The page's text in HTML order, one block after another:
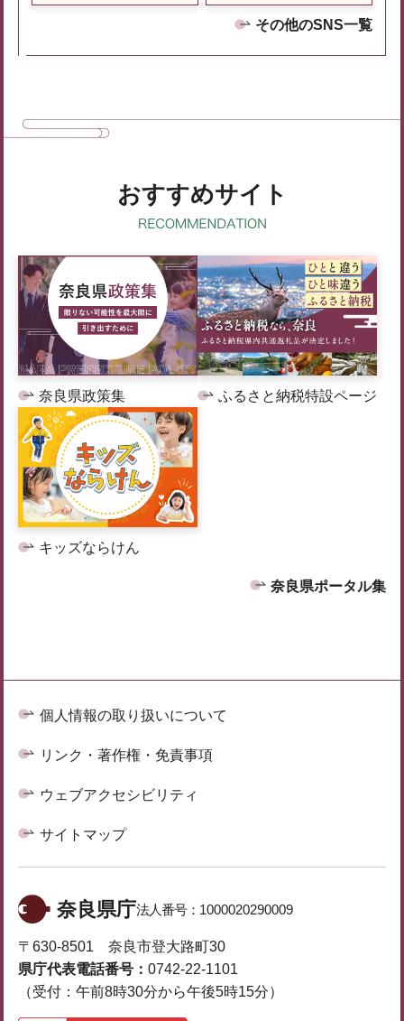
その他のSNS一覧
おすすめサイト
奈良県政策集 ふるさと納税特設ページ
キッズならけん
奈良県ポータル集
個人情報の取り扱いについて
リンク・著作権・免責事項
ウェブアクセシビリティ
サイトマップ
奈良県庁法人番号： 1000020290009
〒630-8501 奈良市登大路町30
県庁代表電話番号： 0742-22-1101
（受付：午前8時30分から午後5時15分）